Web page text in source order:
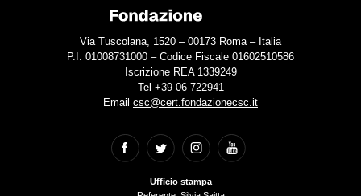
Via Tuscolana, 1520 – 00173 Roma – Italia
P.I. 01008731000 – Codice Fiscale 01602510586
Iscrizione REA 1339249
Tel +39 06 722941
Email csc@cert.fondazionecsc.it
Ufficio stampa